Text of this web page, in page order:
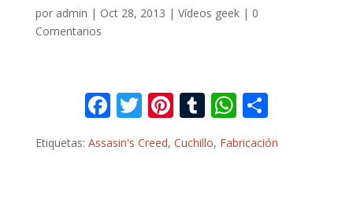
por admin | Oct 28, 2013 | Vídeos geek| 0
Comentarios
F
ac
e
T
itt
Pi
nt
er
T
u
m
W
h
at m
Etiquetas: Assasin's Creed, Cuchillo, Fabricación